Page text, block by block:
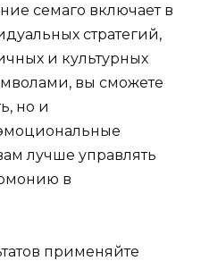
семаго включает в
стратегий,
и культурных
вы сможете
но и
лучше управлять
в
применяйте